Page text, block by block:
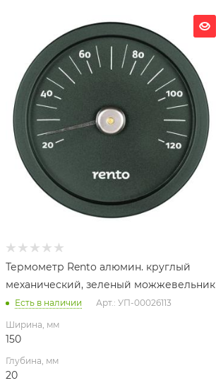
Глубина, мм
Высота, мм
150
Термометр Rento алюмин. круглый
механический, зеленый можжевельник
Есть в наличии Арт.: УП-00026113
Ширина, мм
150
Глубина, мм
20